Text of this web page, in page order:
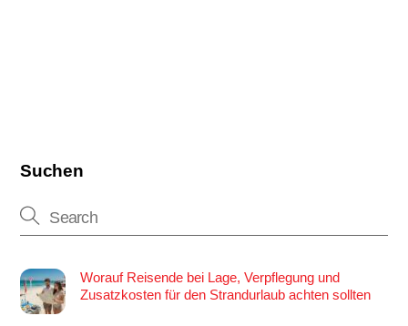
Suchen
Worauf Reisende bei Lage, Verpflegung und
Zusatzkosten für den Strandurlaub achten sollten